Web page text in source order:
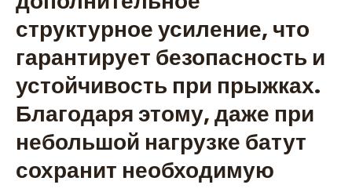
структурное усиление, что
гарантирует безопасность и
устойчивость при прыжках.
Благодаря этому, даже при
небольшой нагрузке батут
сохранит необходимую